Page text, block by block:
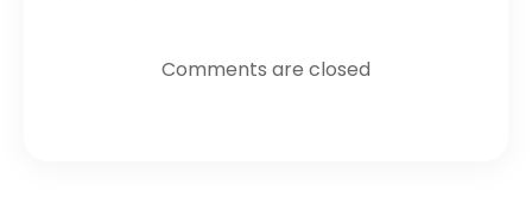
Comments are closed